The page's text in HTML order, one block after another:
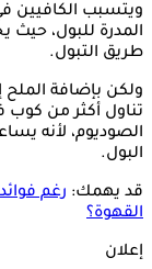
ويتسبب الكافيين
المدرة للبول، حيث
طريق التبول.
ولكن بإضافة
تناول أكثر من
الصوديوم، لأنه
البول.
قد يهمك: رغم
القهوة؟
إعلان